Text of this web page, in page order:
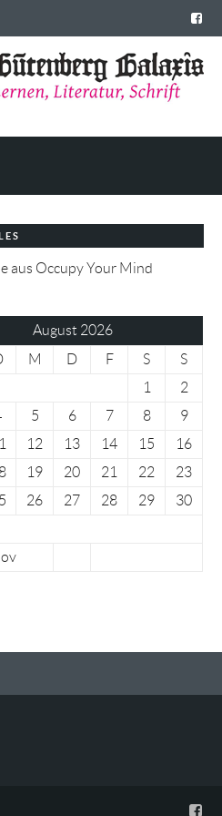
aus Occupy Your Mind
August 2026
M D F S S
1
2
5 6 7 8
9
12 13 14 15
16
19 20 21 22
23
26 27 28 29
30